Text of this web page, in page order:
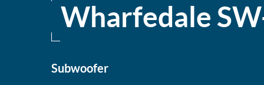
Wharfedale
Subwoofer